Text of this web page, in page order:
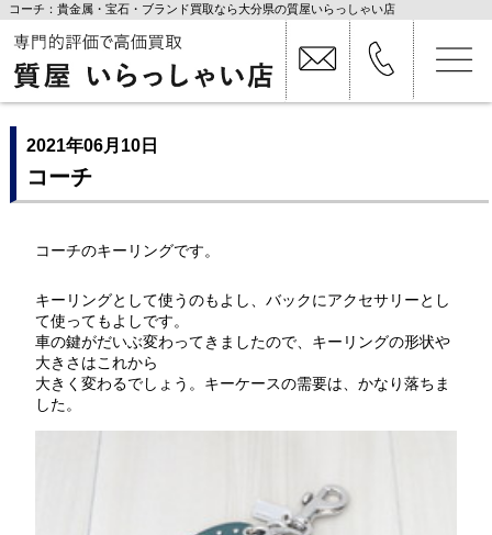
コーチ：貴金属・宝石・ブランド買取なら大分県の質屋いらっしゃい店
2021年06月10日
コーチ
コーチのキーリングです。
キーリングとして使うのもよし、バックにアクセサリーとし
て使ってもよしです。
車の鍵がだいぶ変わってきましたので、キーリングの形状や
大きさはこれから
大きく変わるでしょう。キーケースの需要は、かなり落ちま
した。